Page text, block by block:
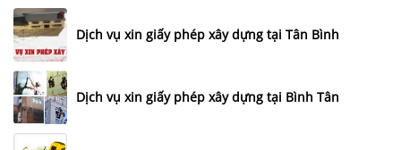
Dịch vụ xin giấy phép xây dựng tại Tân Bình
Dịch vụ xin giấy phép xây dựng tại Bình Tân